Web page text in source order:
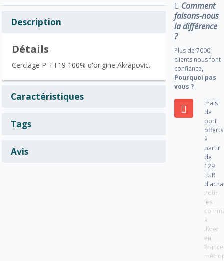
Description
Détails
Cerclage P-TT19 100% d'origine Akrapovic.
Caractéristiques
Tags
Avis
Comment
faisons-nous
la différence
?
Plus de 7000
clients nous font
confiance,
Pourquoi pas
vous ?
Frais
de
port
offerts
à
partir
de
129
EUR
Pour
les
à
livrer
en
France